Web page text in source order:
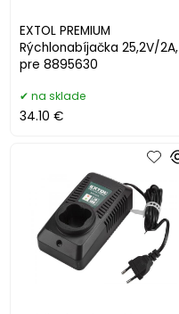
EXTOL PREMIUM
Rýchlonabíjačka 25,2V/2A,
pre 8895630
na sklade
34.10 €